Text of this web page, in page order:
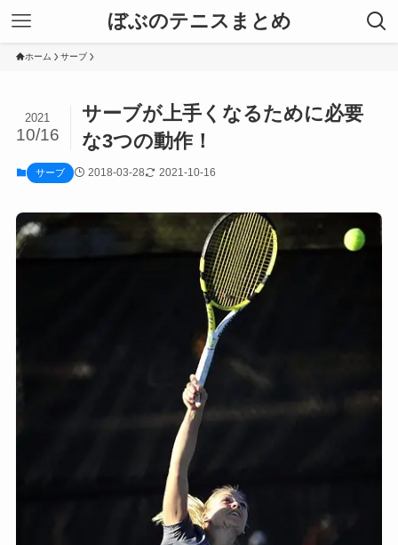
ぼぶのテニスまとめ
ホーム サーブ
サーブが上手くなるために必要
な3つの動作！
2021
10/16
サーブ 2018-03-28 2021-10-16